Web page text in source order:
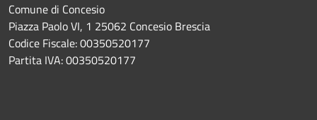
Comune di Concesio
Piazza Paolo VI, 1 25062 Concesio Brescia
Codice Fiscale: 00350520177
Partita IVA: 00350520177